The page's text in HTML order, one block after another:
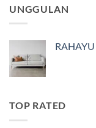
UNGGULAN
RAHAYU
TOP RATED